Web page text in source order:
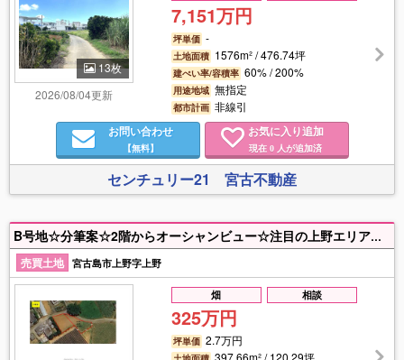
13枚
2026/08/04更新
7,151万円
坪単価 -
土地面積 1576m² / 476.74坪
建ぺい率/容積率 60% / 200%
用途地域 無指定
都市計画 非線引
お問い合わせ
【無料】
お気に入り追加
現在 0 人が追加済
センチュリー21 宮古不動産
B号地☆分筆案☆2階からオーシャンビュー☆注目の上野エリア☆南の島でスローライフ♩シギラビーチまで車で10分、シギラベイカントリークラブ、エメラルドコーストゴルフリンクスまで車で10分圏内です♩
売買土地 宮古島市上野字上野
畑 相談
325万円
坪単価 2.7万円
397.66m² / 120.29坪